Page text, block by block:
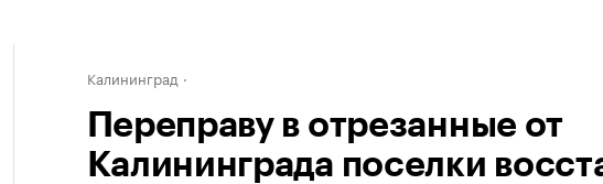
Калининград
Переправу в отрезанные от
Калининграда поселки